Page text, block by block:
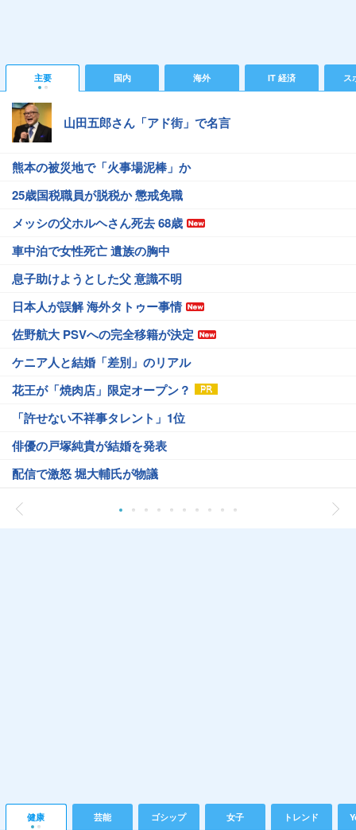
主要 国内 海外 IT 経済 ス
山田五郎さん「アド街」で名言
熊本の被災地で「火事場泥棒」か
25歳国税職員が脱税か 懲戒免職
メッシの父ホルヘさん死去 68歳
車中泊で女性死亡 遺族の胸中
息子助けようとした父 意識不明
日本人が誤解 海外タトゥー事情
佐野航大 PSVへの完全移籍が決定
ケニア人と結婚「差別」のリアル
花王が「焼肉店」限定オープン？
「許せない不祥事タレント」1位
俳優の戸塚純貴が結婚を発表
配信で激怒 堀大輔氏が物議
健康 芸能 ゴシップ 女子 トレンド